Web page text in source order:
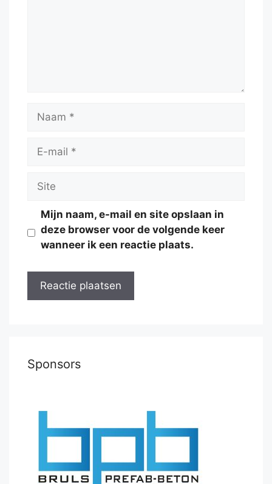
Naam
Site
Mijn naam, e-mail en site opslaan in
deze browser voor de volgende keer
wanneer ik een reactie plaats.
Sponsors